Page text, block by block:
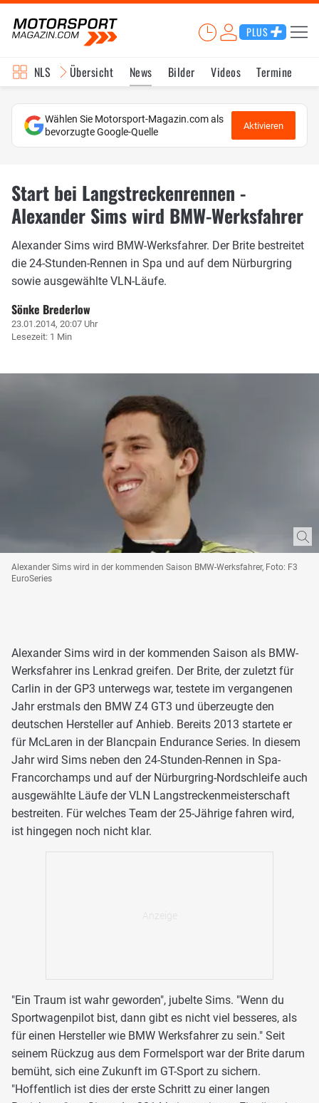
PLUS
NLS Übersicht News Bilder Videos Termine
Wählen Sie Motorsport-Magazin.com als
bevorzugte Google-Quelle
Aktivieren
Start bei Langstreckenrennen -
Alexander Sims wird BMW-Werksfahrer
Alexander Sims wird BMW-Werksfahrer. Der Brite bestreitet
die 24-Stunden-Rennen in Spa und auf dem Nürburgring
sowie ausgewählte VLN-Läufe.
Sönke Brederlow
23.01.2014, 20:07 Uhr
Lesezeit: 1 Min
Alexander Sims wird in der kommenden Saison BMW-Werksfahrer, Foto: F3
EuroSeries
Alexander Sims wird in der kommenden Saison als BMW-
Werksfahrer ins Lenkrad greifen. Der Brite, der zuletzt für
Carlin in der GP3 unterwegs war, testete im vergangenen
Jahr erstmals den BMW Z4 GT3 und überzeugte den
deutschen Hersteller auf Anhieb. Bereits 2013 startete er
für McLaren in der Blancpain Endurance Series. In diesem
Jahr wird Sims neben den 24-Stunden-Rennen in Spa-
Francorchamps und auf der Nürburgring-Nordschleife auch
ausgewählte Läufe der VLN Langstreckenmeisterschaft
bestreiten. Für welches Team der 25-Jährige fahren wird,
ist hingegen noch nicht klar.
"Ein Traum ist wahr geworden", jubelte Sims. "Wenn du
Sportwagenpilot bist, dann gibt es nicht viel besseres, als
für einen Hersteller wie BMW Werksfahrer zu sein." Seit
seinem Rückzug aus dem Formelsport war der Brite darum
bemüht, sich eine Zukunft im GT-Sport zu sichern.
"Hoffentlich ist dies der erste Schritt zu einer langen